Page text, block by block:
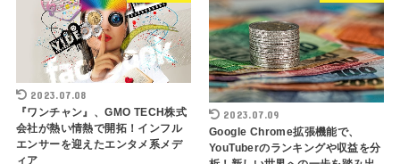
2023.07.08
『ワンチャン』、GMO TECH株式
会社が熱い情熱で開拓！インフル
エンサーを迎えたエンタメ系メデ
ィア
2023.07.09
Google Chrome拡張機能で、
YouTuberのランキングや収益を分